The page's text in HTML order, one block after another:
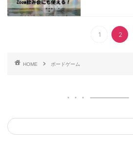
1 2
HOME ボードゲーム